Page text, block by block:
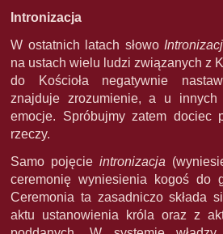
Intronizacja
W ostatnich latach słowo
na ustach wielu ludzi związanych z
do Kościoła negatywnie
znajduje zrozumienie, a u innych
emocje. Spróbujmy zatem dociec
rzeczy.
Samo pojęcie intronizacja
ceremonię wyniesienia kogoś do
Ceremonia ta zasadniczo składa
aktu ustanowienia króla oraz z